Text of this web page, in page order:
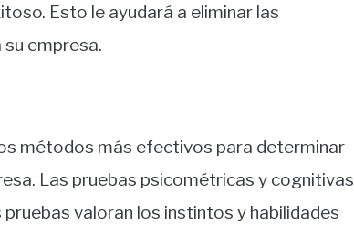
Esto le ayudará a eliminar las
empresa.
métodos más efectivos para determinar
Las pruebas psicométricas y cognitivas
valoran los instintos y habilidades